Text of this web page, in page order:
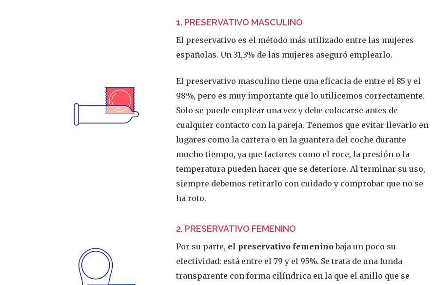
1. PRESERVATIVO MASCULINO
El preservativo es el método más utilizado entre las mujeres
españolas. Un 31,3% de las mujeres aseguró emplearlo.
El preservativo masculino tiene una eficacia de entre el 85 y el
98%, pero es muy importante que lo utilicemos correctamente.
Solo se puede emplear una vez y debe colocarse antes de
cualquier contacto con la pareja. Tenemos que evitar llevarlo en
lugares como la cartera o en la guantera del coche durante
mucho tiempo, ya que factores como el roce, la presión o la
temperatura pueden hacer que se deteriore. Al terminar su uso,
siempre debemos retirarlo con cuidado y comprobar que no se
ha roto.
2. PRESERVATIVO FEMENINO
Por su parte, el preservativo femeninobaja un poco su
efectividad: está entre el 79 y el 95%. Se trata de una funda
transparente con forma cilíndrica en la que el anillo que se